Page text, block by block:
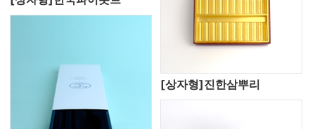
[상자형]진한삼뿌리